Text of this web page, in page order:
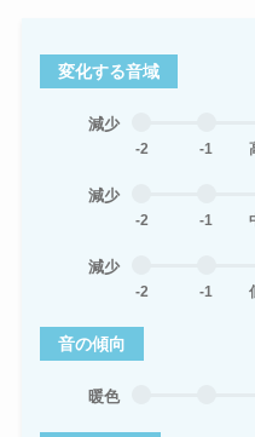
変化する音域
減少
-2 -1
減少
-2 -1
減少
-2 -1
音の傾向
暖色